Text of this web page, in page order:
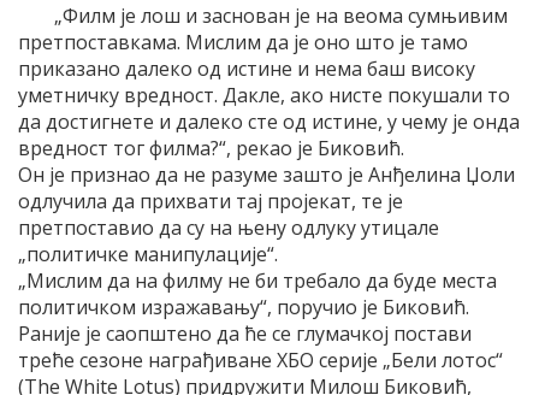
„Филм је лош и заснован је на веома сумњивим
претпоставкама. Мислим да је оно што је тамо
приказано далеко од истине и нема баш високу
уметничку вредност. Дакле, ако нисте покушали то
да достигнете и далеко сте од истине, у чему је онда
вредност тог филма?“, рекао је Биковић.
Он је признао да не разуме зашто је Анђелина Џоли
одлучила да прихвати тај пројекат, те је
претпоставио да су на њену одлуку утицале
„политичке манипулације“.
„Мислим да на филму не би требало да буде места
политичком изражавању“, поручио је Биковић.
Раније је саопштено да ће се глумачкој постави
треће сезоне награђиване ХБО серије „Бели лотос“
(The White Lotus) придружити Милош Биковић,